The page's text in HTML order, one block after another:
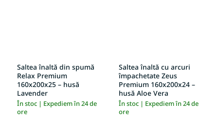
Saltea înaltă din spumă
Relax Premium
160x200x25 – husă
Lavender
În stoc | Expediem în 24 de
ore
Saltea înaltă cu arcuri
împachetate Zeus
Premium 160x200x24 –
husă Aloe Vera
În stoc | Expediem în 24 de
ore